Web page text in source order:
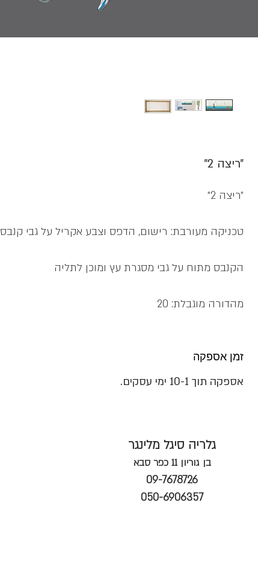
״ריצה 2״
״ריצה 2״
טכניקה מעורבת: רישום, הדפס וצבע אקריל על גבי קנבס
הקנבס מתוח על גבי מסגרת עץ ומוכן לתליה
מהדורה מוגבלת: 20
זמן אספקה
אספקה תוך 10-1 ימי עסקים.
גלריה סיגל מלינגר
בן גוריון 11 כפר סבא
09-7678726
050-6906357